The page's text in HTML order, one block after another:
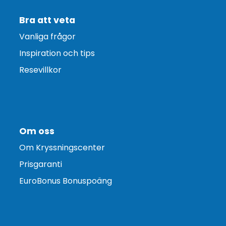
Bra att veta
Vanliga frågor
Inspiration och tips
Resevillkor
Om oss
Om Kryssningscenter
Prisgaranti
EuroBonus Bonuspoäng